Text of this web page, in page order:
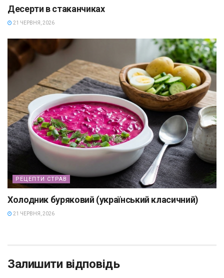
Десерти в стаканчиках
21 ЧЕРВНЯ, 2026
РЕЦЕПТИ СТРАВ
Холодник буряковий (український класичний)
21 ЧЕРВНЯ, 2026
Залишити відповідь